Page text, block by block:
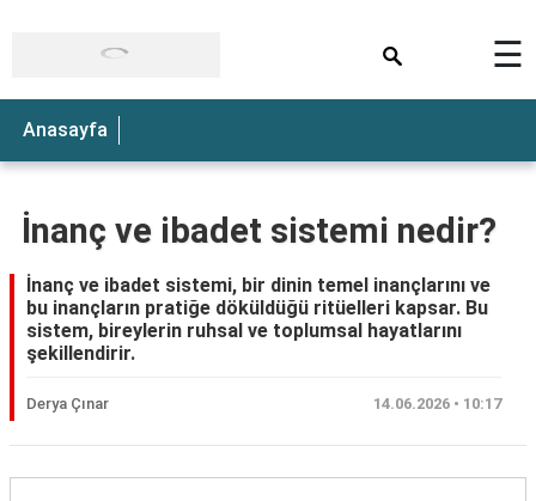
☰
Anasayfa
İnanç ve ibadet sistemi nedir?
İnanç ve ibadet sistemi, bir dinin temel inançlarını ve
bu inançların pratiğe döküldüğü ritüelleri kapsar. Bu
sistem, bireylerin ruhsal ve toplumsal hayatlarını
şekillendirir.
Derya Çınar 14.06.2026 • 10:17